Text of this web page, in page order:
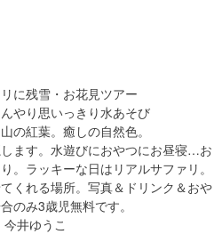
に残雪・お花見ツアー
やり思いっきり水あそび
の紅葉。癒しの自然色。
ます。水遊びにおやつにお昼寝…お
。ラッキーな日はリアルサファリ。
くれる場所。写真＆ドリンク＆おや
のみ3歳児無料です。
井ゆうこ